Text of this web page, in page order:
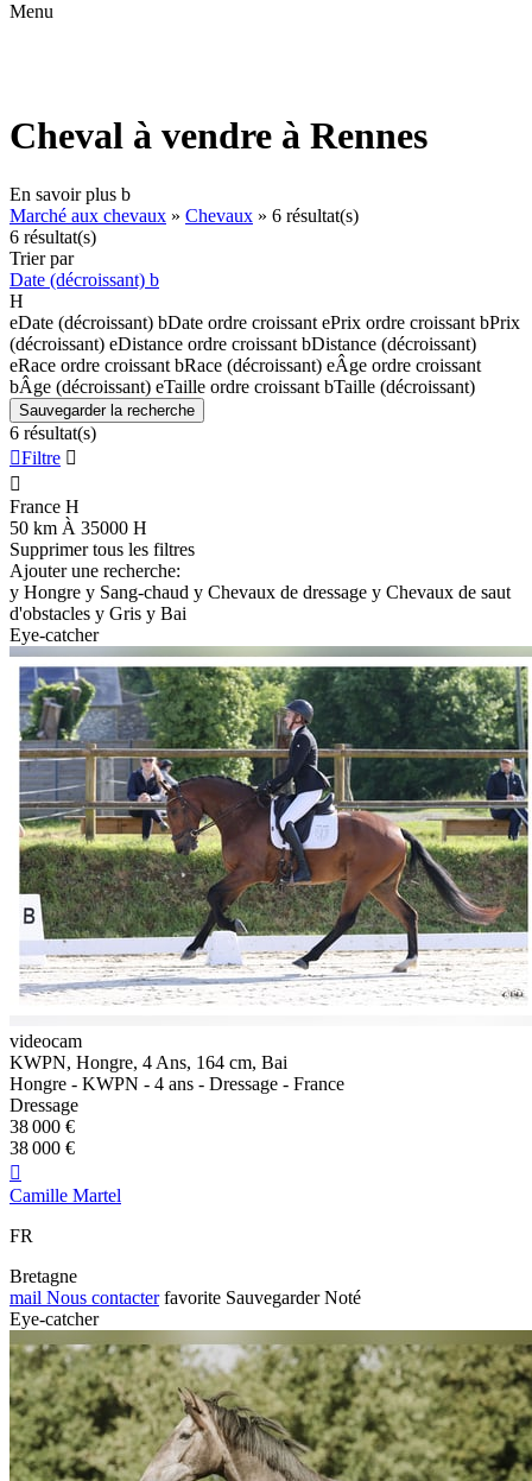
Menu
Cheval à vendre à Rennes
En savoir plus b
Marché aux chevaux » Chevaux » 6 résultat(s)
6 résultat(s)
Trier par
Date (décroissant) b
H
eDate (décroissant) bDate ordre croissant ePrix ordre croissant bPrix
(décroissant) eDistance ordre croissant bDistance (décroissant)
eRace ordre croissant bRace (décroissant) eÂge ordre croissant
bÂge (décroissant) eTaille ordre croissant bTaille (décroissant)
Sauvegarder la recherche
6 résultat(s)
Filtre 

France H
50 km À 35000 H
Supprimer tous les filtres
Ajouter une recherche:
y Hongre y Sang-chaud y Chevaux de dressage y Chevaux de saut
d'obstacles y Gris y Bai
Eye-catcher
videocam
KWPN, Hongre, 4 Ans, 164 cm, Bai
Hongre - KWPN - 4 ans - Dressage - France
Dressage
38 000 €
38 000 €

Camille Martel
FR
Bretagne
mail Nous contacter favorite Sauvegarder Noté
Eye-catcher